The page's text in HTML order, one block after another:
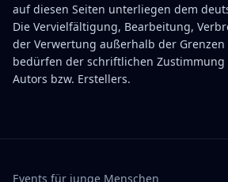
auf diesen Seiten unterliegen dem
Die Vervielfältigung, Bearbeitung,
der Verwertung außerhalb der
bedürfen der schriftlichen Zustimmung
Autors bzw. Erstellers.
Events für junge Menschen